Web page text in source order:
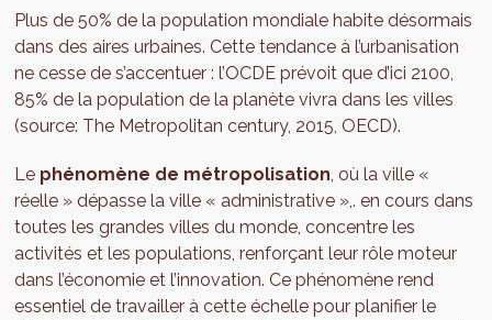
Plus de 50% de la population mondiale habite désormais
dans des aires urbaines. Cette tendance à l’urbanisation
ne cesse de s’accentuer : l’OCDE prévoit que d’ici 2100,
85% de la population de la planète vivra dans les villes
(source: The Metropolitan century, 2015, OECD).
Le phénomène de métropolisation , où la ville «
réelle » dépasse la ville « administrative »,. en cours dans
toutes les grandes villes du monde, concentre les
activités et les populations, renforçant leur rôle moteur
dans l’économie et l’innovation. Ce phénomène rend
essentiel de travailler à cette échelle pour planifier le